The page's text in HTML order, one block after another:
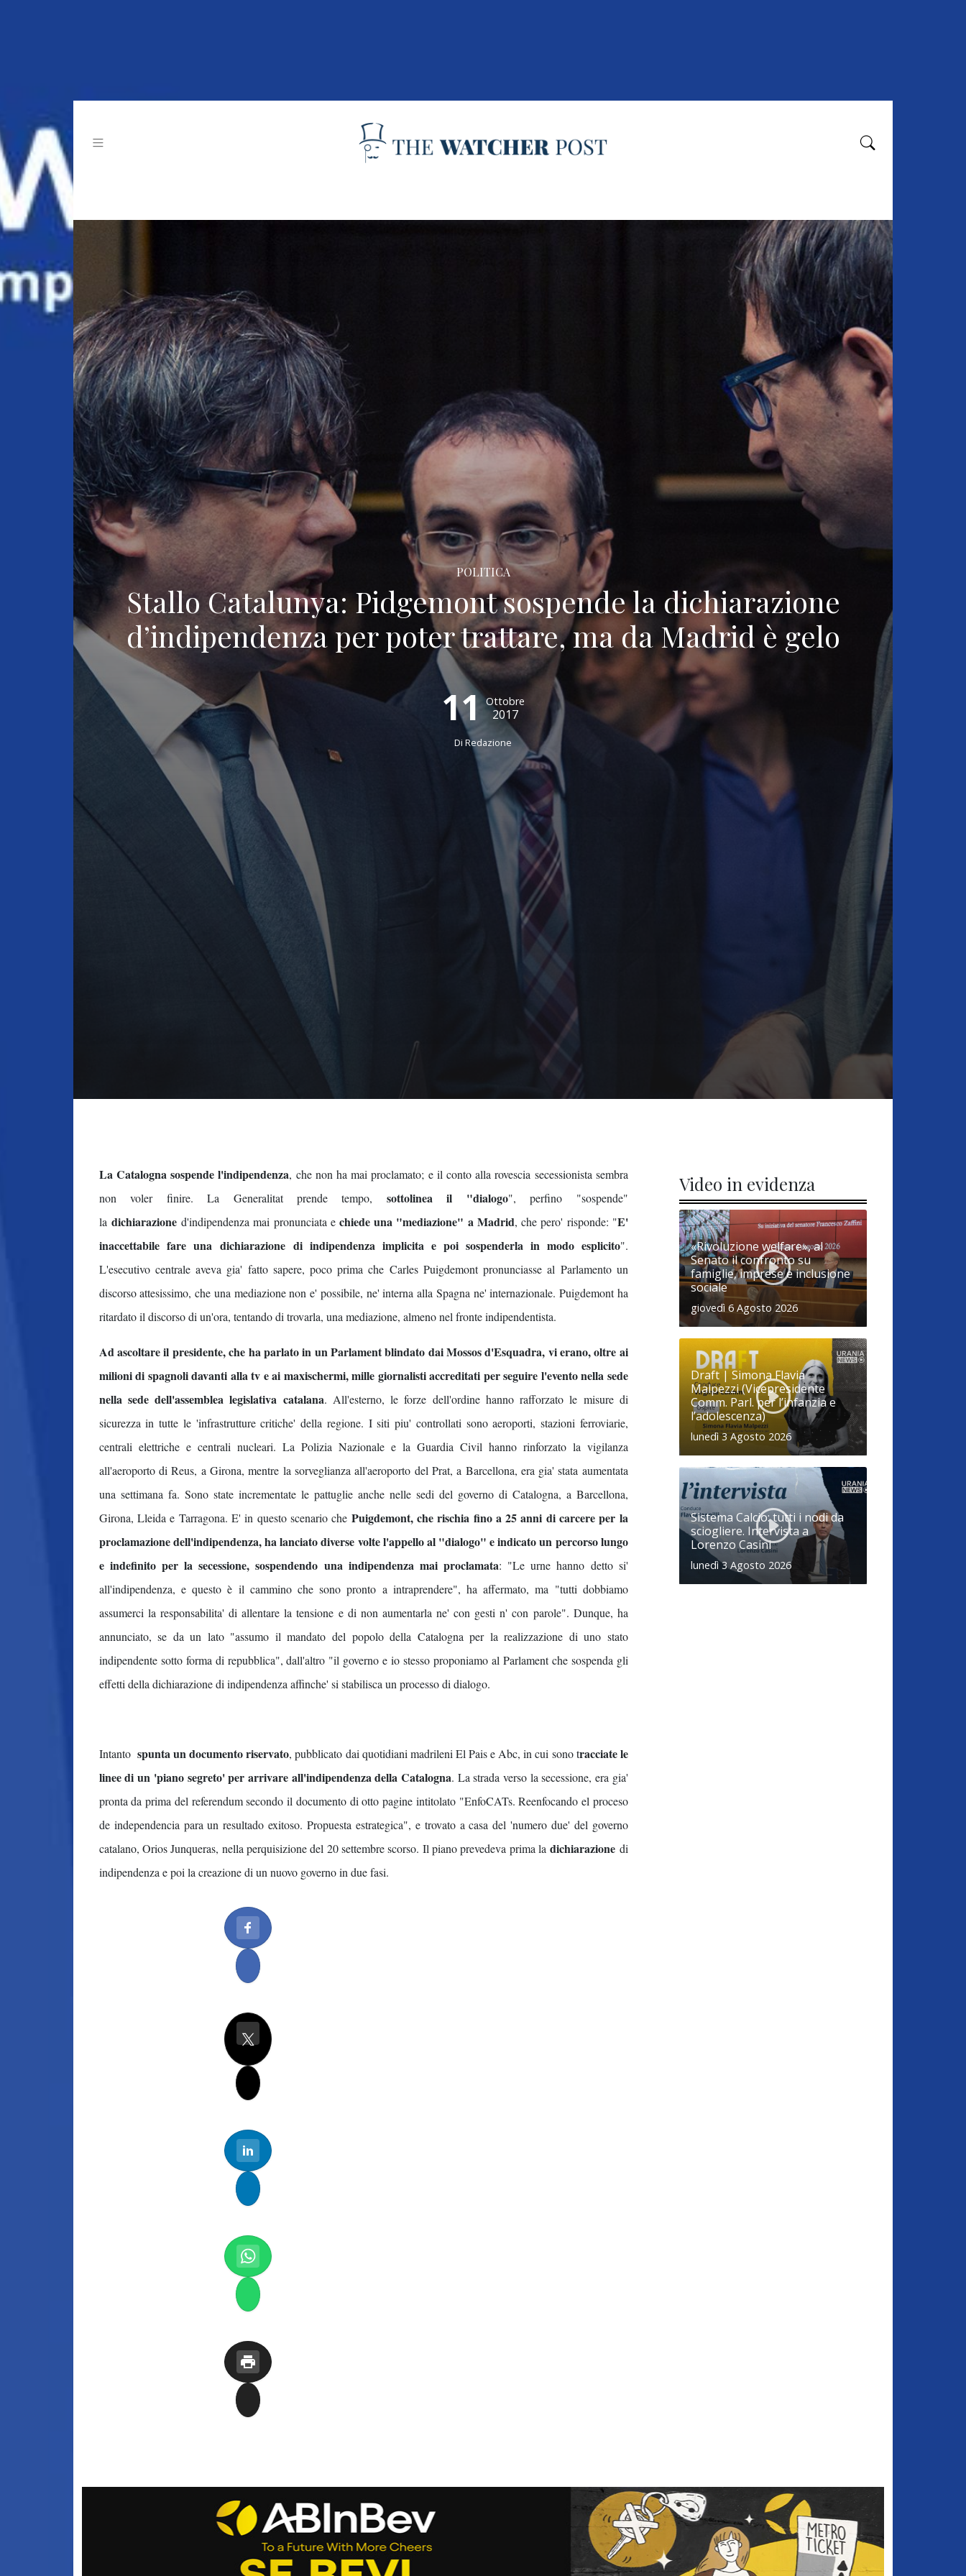
POLITICA
Stallo Catalunya: Pidgemont sospende la dichiarazione
d’indipendenza per poter trattare, ma da Madrid è gelo
11 Ottobre
2017
Di Redazione
La Catalogna sospende l'indipendenza, che non ha mai proclamato; e il conto alla rovescia secessionista sembra
non voler finire. La Generalitat prende tempo, sottolinea il "dialogo", perfino "sospende"
la dichiarazioned'indipendenza mai pronunciata echiede una "mediazione" a Madrid, che pero' risponde: "E'
inaccettabile fare una dichiarazione di indipendenza implicita e poi sospenderla in modo esplicito".
L'esecutivo centrale aveva gia' fatto sapere, poco prima che Carles Puigdemont pronunciasse al Parlamento un
discorso attesissimo, che una mediazione non e' possibile, ne' interna alla Spagna ne' internazionale. Puigdemont ha
ritardato il discorso di un'ora, tentando di trovarla, una mediazione, almeno nel fronte indipendentista.
Ad ascoltare il presidente, che ha parlato in un Parlament blindato dai Mossos d'Esquadra, vi erano, oltre ai
milioni di spagnoli davanti alla tv e ai maxischermi, mille giornalisti accreditati per seguire l'evento nella sede
nella sede dell'assemblea legislativa catalana. All'esterno, le forze dell'ordine hanno rafforzato le misure di
sicurezza in tutte le 'infrastrutture critiche' della regione. I siti piu' controllati sono aeroporti, stazioni ferroviarie,
centrali elettriche e centrali nucleari. La Polizia Nazionale e la Guardia Civil hanno rinforzato la vigilanza
all'aeroporto di Reus, a Girona, mentre la sorveglianza all'aeroporto del Prat, a Barcellona, era gia' stata aumentata
una settimana fa. Sono state incrementate le pattuglie anche nelle sedi del governo di Catalogna, a Barcellona,
Girona, Lleida e Tarragona. E' in questo scenario che Puigdemont, che rischia fino a 25 anni di carcere per la
proclamazione dell'indipendenza, ha lanciato diverse volte l'appello al "dialogo" e indicato un percorso lungo
e indefinito per la secessione, sospendendo una indipendenza mai proclamata: "Le urne hanno detto si'
all'indipendenza, e questo è il cammino che sono pronto a intraprendere", ha affermato, ma "tutti dobbiamo
assumerci la responsabilita' di allentare la tensione e di non aumentarla ne' con gesti n' con parole". Dunque, ha
annunciato, se da un lato "assumo il mandato del popolo della Catalogna per la realizzazione di uno stato
indipendente sotto forma di repubblica", dall'altro "il governo e io stesso proponiamo al Parlament che sospenda gli
effetti della dichiarazione di indipendenza affinche' si stabilisca un processo di dialogo.
Intanto spunta un documento riservato, pubblicato dai quotidiani madrileni El Pais e Abc, in cui sono tracciate le
linee di un 'piano segreto' per arrivare all'indipendenza della Catalogna. La strada verso la secessione, era gia'
pronta da prima del referendum secondo il documento di otto pagine intitolato "EnfoCATs. Reenfocando el proceso
de independencia para un resultado exitoso. Propuesta estrategica", e trovato a casa del 'numero due' del governo
catalano, Orios Junqueras, nella perquisizione del 20 settembre scorso. Il piano prevedeva prima ladichiarazione di
indipendenza e poi la creazione di un nuovo governo in due fasi.
Video in evidenza
«Rivoluzione welfare», al
Senato il confronto su
famiglie, imprese e inclusione
sociale
giovedì 6 Agosto 2026
Draft | Simona Flavia
Malpezzi (Vicepresidente
Comm. Parl. per l’infanzia e
l’adolescenza)
lunedì 3 Agosto 2026
Sistema Calcio: tutti i nodi da
sciogliere. Intervista a
Lorenzo Casini
lunedì 3 Agosto 2026